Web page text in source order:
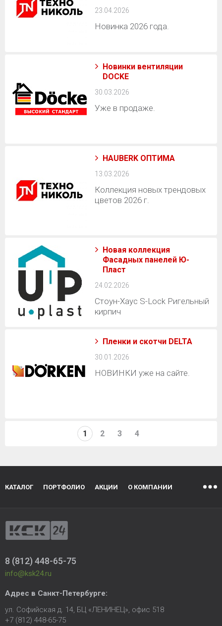
23.04.2026
Новинка 2026 года.
Новинки вентиляции
DOCKE
30.03.2026
Уже в продаже.
HAUBERK ОПТИМА
13.03.2026
Коллекция новых трендовых
цветов 2026 г.
Новая коллекция
Фасадных панелей Ю-
Пласт
24.02.2026
Стоун-Хаус S-Lock Ригельный
кирпич
Пленки и скотчи DELTA
30.01.2026
НОВИНКИ уже на сайте.
1 2 3 4
КАТАЛОГ ПОРТФОЛИО АКЦИИ О КОМПАНИИ
8 (812) 448-65-75
info@ksk24.ru
Адрес в Санкт-Петербурге:
ул. Софийская д. 14, БЦ «ЛЕНИНЕЦ», офис 518
+7 (812) 448-65-75